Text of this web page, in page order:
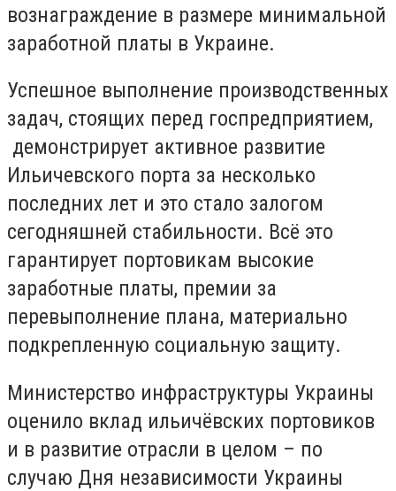
вознаграждение в размере минимальной
заработной платы в Украине.
Успешное выполнение производственных
задач, стоящих перед госпредприятием,
демонстрирует активное развитие
Ильичевского порта за несколько
последних лет и это стало залогом
сегодняшней стабильности. Всё это
гарантирует портовикам высокие
заработные платы, премии за
перевыполнение плана, материально
подкрепленную социальную защиту.
Министерство инфраструктуры Украины
оценило вклад ильичёвских портовиков
и в развитие отрасли в целом – по
случаю Дня независимости Украины